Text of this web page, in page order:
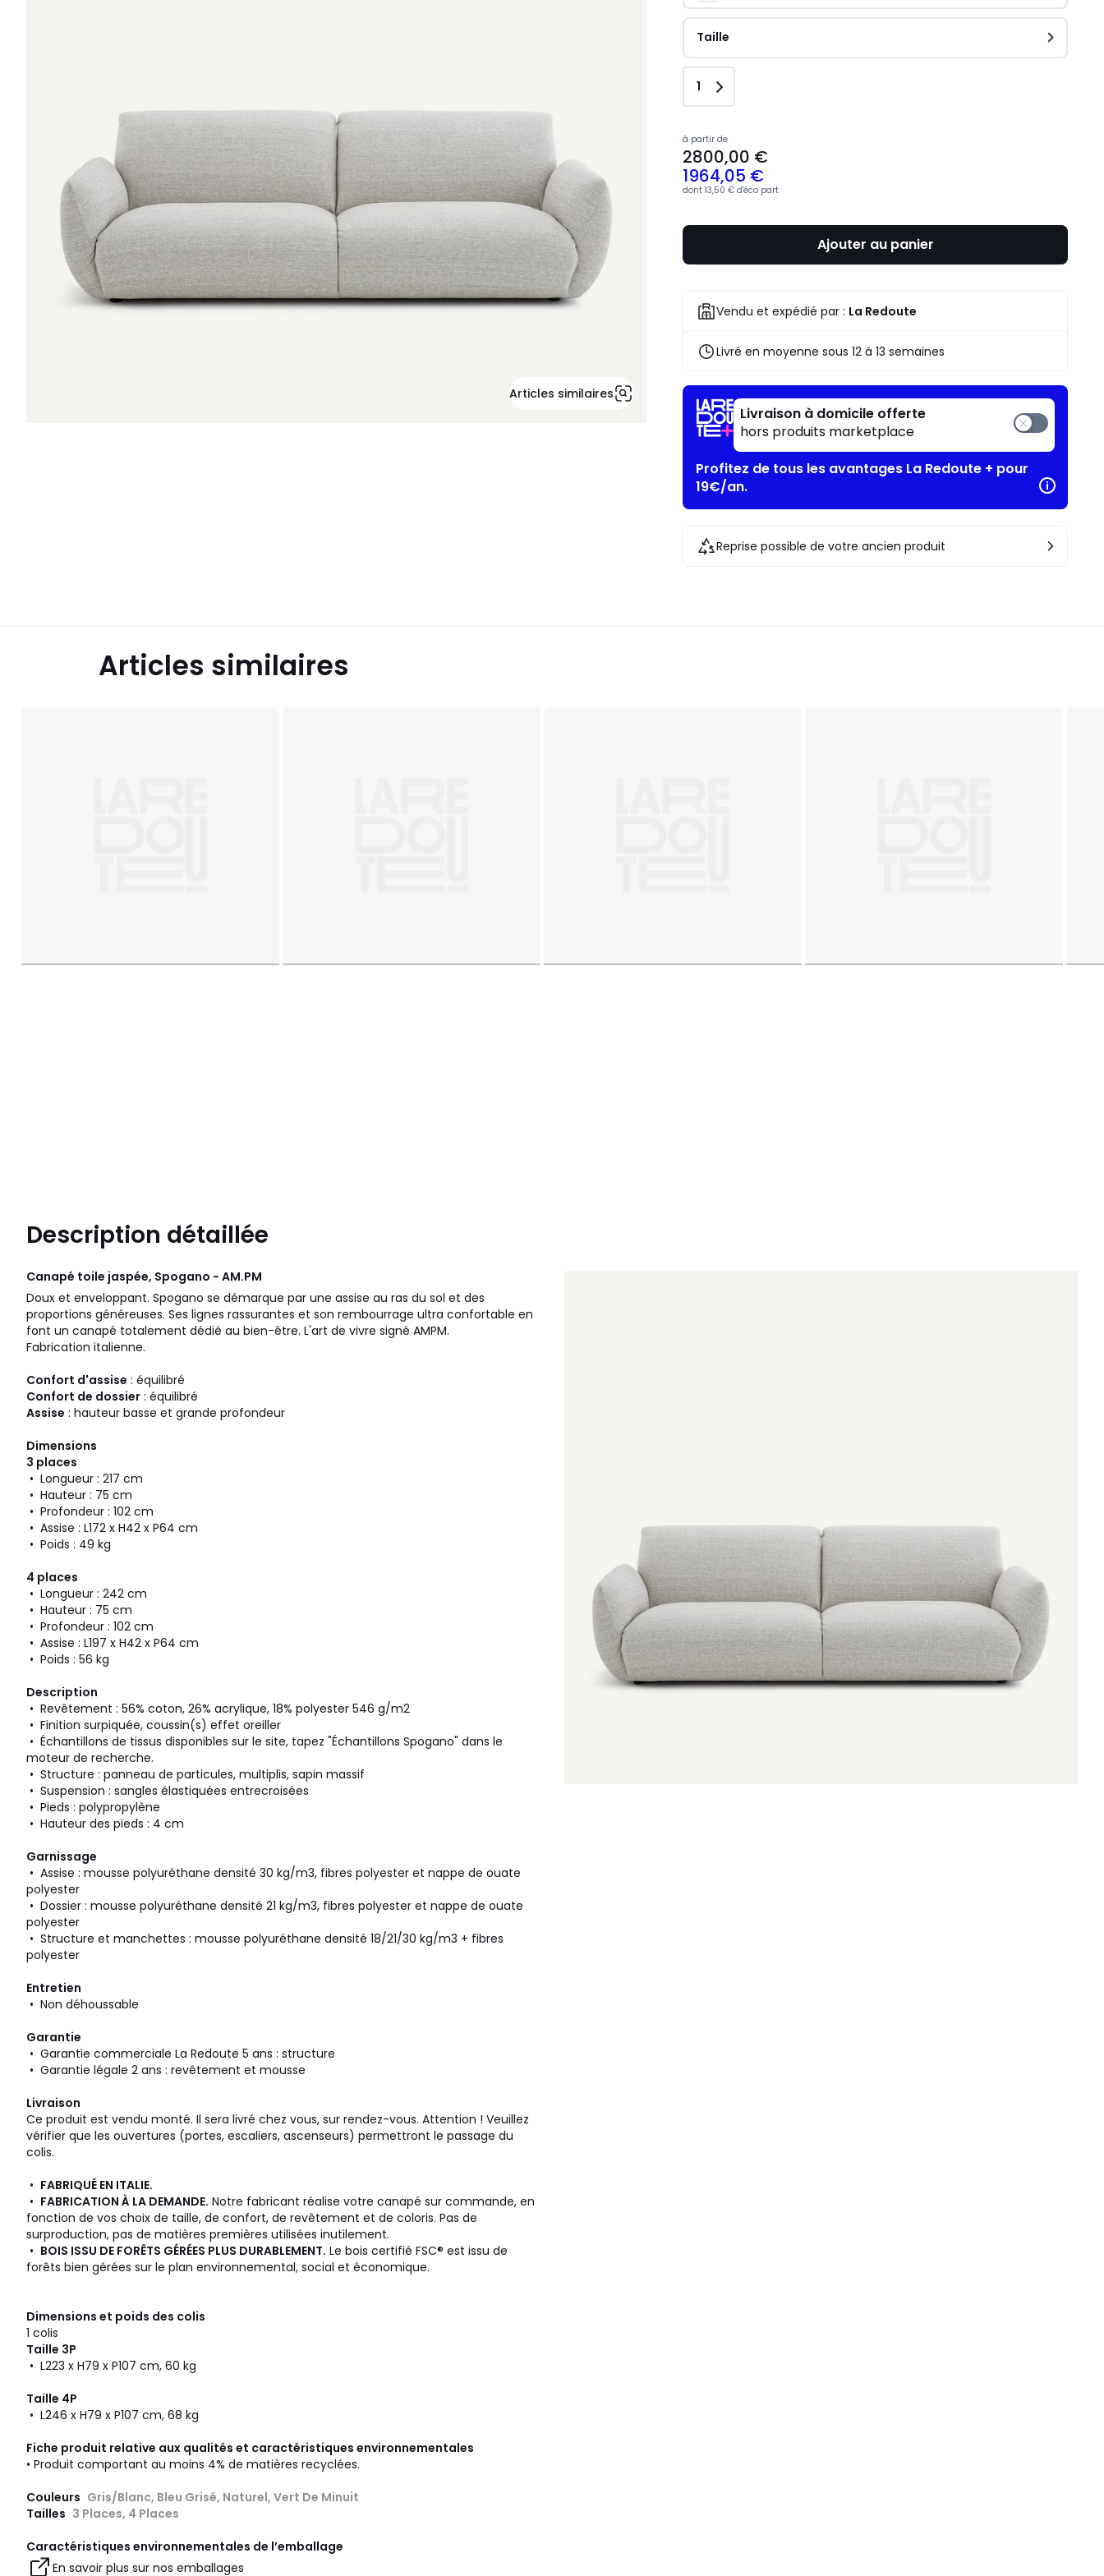
Articles similaires
Taille
Quantité
1
à partir de
1964,05 €
2800,00 €
dont13,50 € d'éco part
Ajouter au panier
Vendu et expédié par : La Redoute
Livré en moyenne sous 12 à 13 semaines
Livraison à domicile offerte
hors produits marketplace
Profitez de tous les avantages La Redoute + pour
19€/an.
Reprise possible de votre ancien produit
Articles similaires
Description détaillée
Canapé toile jaspée, Spogano - AM.PM
Doux et enveloppant. Spogano se démarque par une assise au ras du sol et des
proportions généreuses. Ses lignes rassurantes et son rembourrage ultra confortable en
font un canapé totalement dédié au bien-être. L'art de vivre signé AMPM.
Fabrication italienne.
Confort d'assise : équilibré
Confort de dossier : équilibré
Assise : hauteur basse et grande profondeur
Dimensions
3 places
• Longueur : 217 cm
• Hauteur : 75 cm
• Profondeur : 102 cm
• Assise : L172 x H42 x P64 cm
• Poids : 49 kg
4 places
• Longueur : 242 cm
• Hauteur : 75 cm
• Profondeur : 102 cm
• Assise : L197 x H42 x P64 cm
• Poids : 56 kg
Description
• Revêtement : 56% coton, 26% acrylique, 18% polyester 546 g/m2
• Finition surpiquée, coussin(s) effet oreiller
• Échantillons de tissus disponibles sur le site, tapez "Échantillons Spogano" dans le
moteur de recherche.
• Structure : panneau de particules, multiplis, sapin massif
• Suspension : sangles élastiquées entrecroisées
• Pieds : polypropylène
• Hauteur des pieds : 4 cm
Garnissage
• Assise : mousse polyuréthane densité 30 kg/m3, fibres polyester et nappe de ouate
polyester
• Dossier : mousse polyuréthane densité 21 kg/m3, fibres polyester et nappe de ouate
polyester
• Structure et manchettes : mousse polyuréthane densité 18/21/30 kg/m3 + fibres
polyester
Entretien
• Non déhoussable
Garantie
• Garantie commerciale La Redoute 5 ans : structure
• Garantie légale 2 ans : revêtement et mousse
Livraison
Ce produit est vendu monté. Il sera livré chez vous, sur rendez-vous. Attention ! Veuillez
vérifier que les ouvertures (portes, escaliers, ascenseurs) permettront le passage du
colis.
• FABRIQUÉ EN ITALIE.
• FABRICATION À LA DEMANDE. Notre fabricant réalise votre canapé sur commande, en
fonction de vos choix de taille, de confort, de revêtement et de coloris. Pas de
surproduction, pas de matières premières utilisées inutilement.
• BOIS ISSU DE FORÊTS GÉRÉES PLUS DURABLEMENT. Le bois certifié FSC® est issu de
forêts bien gérées sur le plan environnemental, social et économique.
Dimensions et poids des colis
1 colis
Taille 3P
• L223 x H79 x P107 cm, 60 kg
Taille 4P
• L246 x H79 x P107 cm, 68 kg
Fiche produit relative aux qualités et caractéristiques environnementales
• Produit comportant au moins 4% de matières recyclées.
Couleurs Gris/Blanc, Bleu Grisé, Naturel, Vert De Minuit
Tailles 3 Places, 4 Places
Caractéristiques environnementales de l’emballage
En savoir plus sur nos emballages